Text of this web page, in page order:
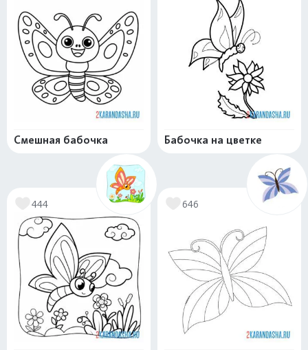
Смешная бабочка Бабочка на цветке
444 646